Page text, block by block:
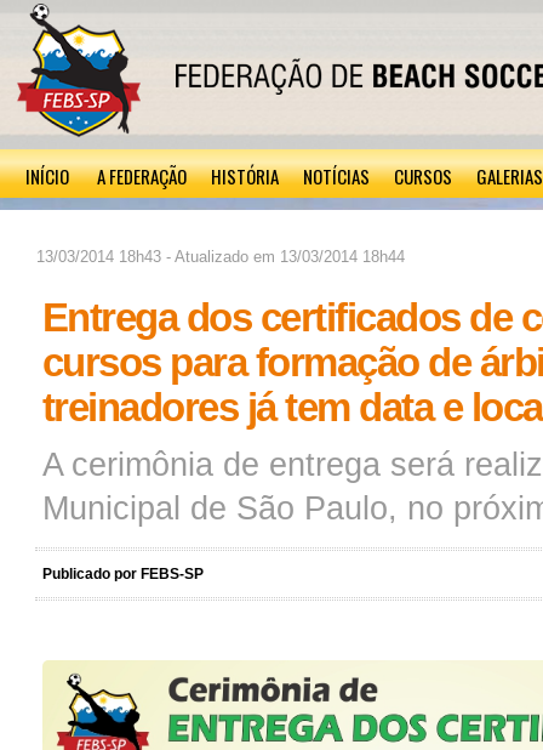
INÍCIO A FEDERAÇÃO HISTÓRIA NOTÍCIAS CURSOS GALERIAS
13/03/2014 18h43 - Atualizado em 13/03/2014 18h44
Entrega dos certificados de
cursos para formação de
treinadores já tem data e
A cerimônia de entrega será
Municipal de São Paulo, no
Publicado por FEBS-SP